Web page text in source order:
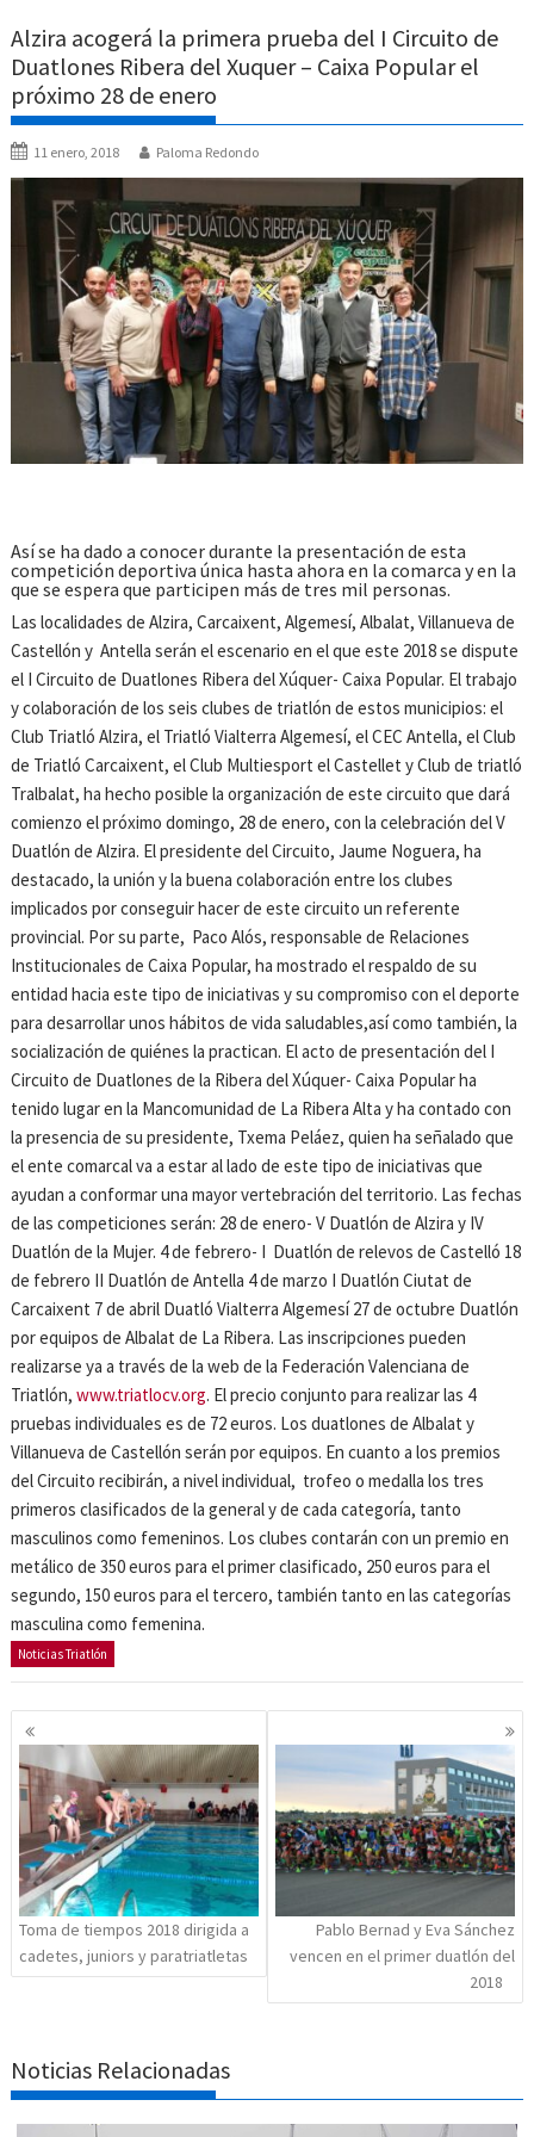
Alzira acogerá la primera prueba del I Circuito de
Duatlones Ribera del Xuquer – Caixa Popular el
próximo 28 de enero
11 enero, 2018 Paloma Redondo
Así se ha dado a conocer durante la presentación de esta
competición deportiva única hasta ahora en la comarca y en la
que se espera que participen más de tres mil personas.
Las localidades de Alzira, Carcaixent, Algemesí, Albalat, Villanueva de
Castellón y Antella serán el escenario en el que este 2018 se dispute
el I Circuito de Duatlones Ribera del Xúquer- Caixa Popular. El trabajo
y colaboración de los seis clubes de triatlón de estos municipios: el
Club Triatló Alzira, el Triatló Vialterra Algemesí, el CEC Antella, el Club
de Triatló Carcaixent, el Club Multiesport el Castellet y Club de triatló
Tralbalat, ha hecho posible la organización de este circuito que dará
comienzo el próximo domingo, 28 de enero, con la celebración del V
Duatlón de Alzira. El presidente del Circuito, Jaume Noguera, ha
destacado, la unión y la buena colaboración entre los clubes
implicados por conseguir hacer de este circuito un referente
provincial. Por su parte, Paco Alós, responsable de Relaciones
Institucionales de Caixa Popular, ha mostrado el respaldo de su
entidad hacia este tipo de iniciativas y su compromiso con el deporte
para desarrollar unos hábitos de vida saludables,así como también, la
socialización de quiénes la practican. El acto de presentación del I
Circuito de Duatlones de la Ribera del Xúquer- Caixa Popular ha
tenido lugar en la Mancomunidad de La Ribera Alta y ha contado con
la presencia de su presidente, Txema Peláez, quien ha señalado que
el ente comarcal va a estar al lado de este tipo de iniciativas que
ayudan a conformar una mayor vertebración del territorio. Las fechas
de las competiciones serán: 28 de enero- V Duatlón de Alzira y IV
Duatlón de la Mujer. 4 de febrero- I Duatlón de relevos de Castelló 18
de febrero II Duatlón de Antella 4 de marzo I Duatlón Ciutat de
Carcaixent 7 de abril Duatló Vialterra Algemesí 27 de octubre Duatlón
por equipos de Albalat de La Ribera. Las inscripciones pueden
realizarse ya a través de la web de la Federación Valenciana de
Triatlón,www.triatlocv.org. El precio conjunto para realizar las 4
pruebas individuales es de 72 euros. Los duatlones de Albalat y
Villanueva de Castellón serán por equipos. En cuanto a los premios
del Circuito recibirán, a nivel individual, trofeo o medalla los tres
primeros clasificados de la general y de cada categoría, tanto
masculinos como femeninos. Los clubes contarán con un premio en
metálico de 350 euros para el primer clasificado, 250 euros para el
segundo, 150 euros para el tercero, también tanto en las categorías
masculina como femenina.
Noticias Triatlón
Navegación
de
entradas
Toma de tiempos 2018 dirigida a
cadetes, juniors y paratriatletas
Pablo Bernad y Eva Sánchez
vencen en el primer duatlón del
2018
Noticias Relacionadas